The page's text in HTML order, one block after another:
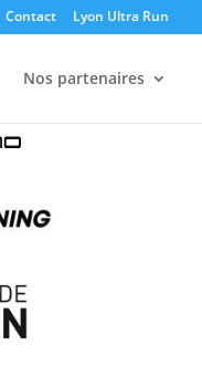
Contact Lyon Ultra Run
Nos partenaires